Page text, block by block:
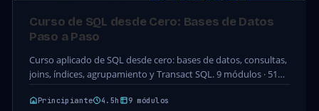
Curso de SQL desde Cero: Bases de Datos
Paso a Paso
Curso aplicado de SQL desde cero: bases de datos, consultas,
joins, índices, agrupamiento y Transact SQL. 9 módulos · 51
clases · 4.5h. Acceso…
Principiante 4.5h 9 módulos